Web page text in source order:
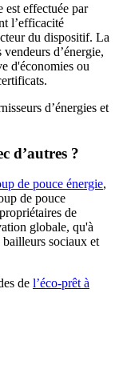
est effectuée par
l’efficacité
du dispositif. La
d’énergie,
d'économies ou
d’énergies et
d’autres ?
de pouce énergie,
de pouce
de
globale, qu'à
sociaux et
de l’éco-prêt à